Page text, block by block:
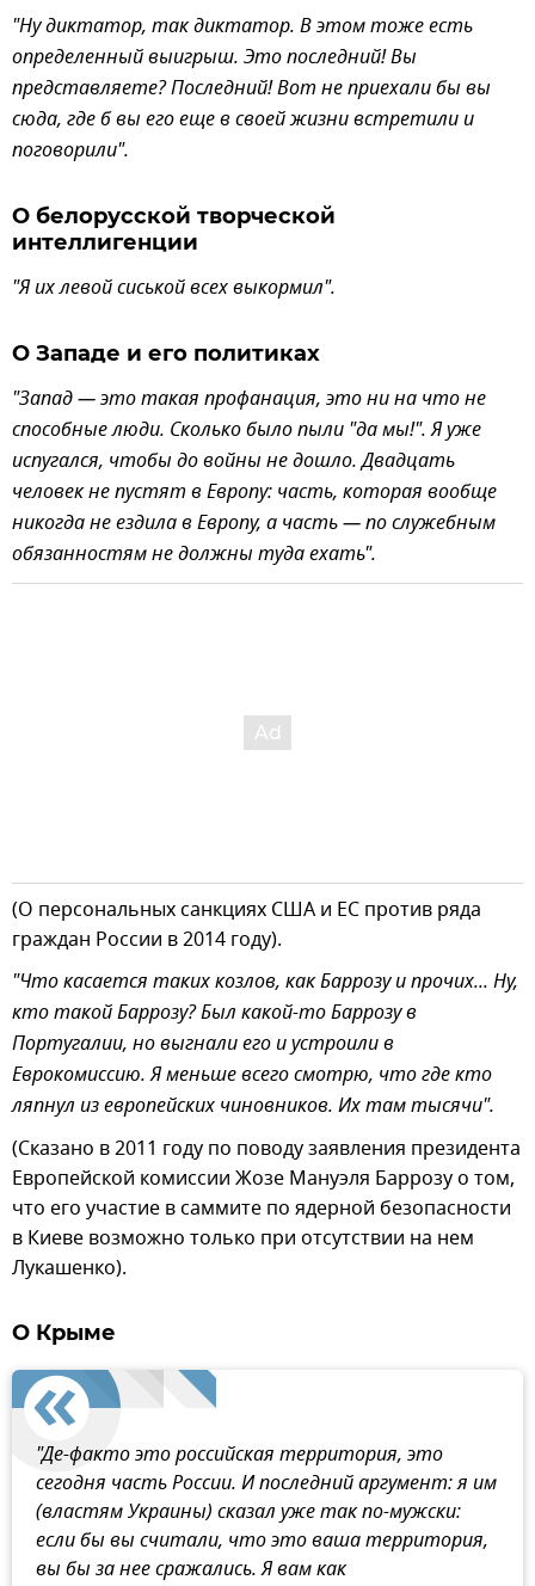
"Ну диктатор, так диктатор. В этом тоже есть
определенный выигрыш. Это последний! Вы
представляете? Последний! Вот не приехали бы вы
сюда, где б вы его еще в своей жизни встретили и
поговорили".
О белорусской творческой
интеллигенции
"Я их левой сиськой всех выкормил".
О Западе и его политиках
"Запад — это такая профанация, это ни на что не
способные люди. Сколько было пыли "да мы!". Я уже
испугался, чтобы до войны не дошло. Двадцать
человек не пустят в Европу: часть, которая вообще
никогда не ездила в Европу, а часть — по служебным
обязанностям не должны туда ехать".
(О персональных санкциях США и ЕС против ряда
граждан России в 2014 году).
"Что касается таких козлов, как Баррозу и прочих... Ну,
кто такой Баррозу? Был какой-то Баррозу в
Португалии, но выгнали его и устроили в
Еврокомиссию. Я меньше всего смотрю, что где кто
ляпнул из европейских чиновников. Их там тысячи".
(Сказано в 2011 году по поводу заявления президента
Европейской комиссии Жозе Мануэля Баррозу о том,
что его участие в саммите по ядерной безопасности
в Киеве возможно только при отсутствии на нем
Лукашенко).
О Крыме
"Де-факто это российская территория, это
сегодня часть России. И последний аргумент: я им
(властям Украины) сказал уже так по-мужски:
если бы вы считали, что это ваша территория,
вы бы за нее сражались. Я вам как